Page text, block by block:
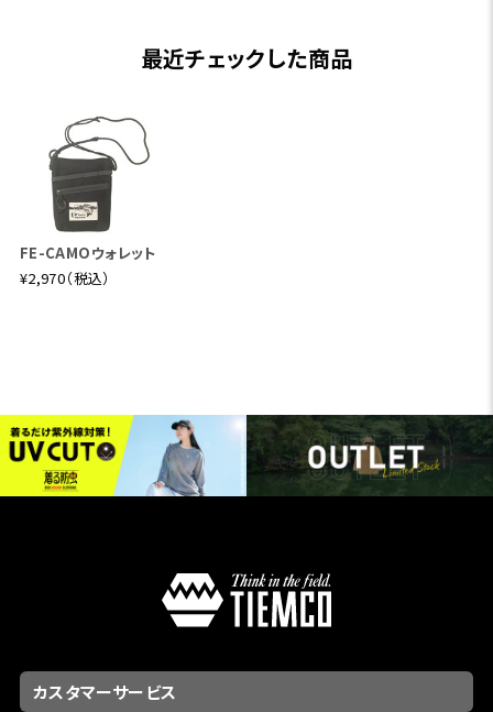
最近チェックした商品
FE-CAMOウォレット
¥2,970（税込）
カスタマーサービス